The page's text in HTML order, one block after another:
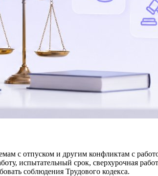
с отпуском и другим конфликтам с
испытательный срок, сверхурочная
соблюдения Трудового кодекса.